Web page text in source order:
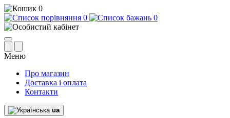
0
0
0
Меню
Про магазин
Доставка і оплата
Контакти
ua